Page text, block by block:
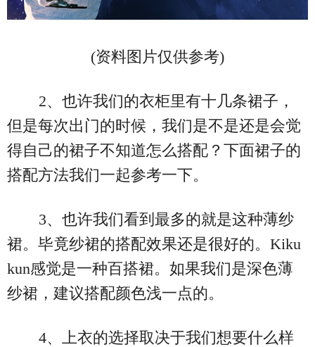
(资料图片仅供参考)
2、也许我们的衣柜里有十几条裙子，
但是每次出门的时候，我们是不是还是会觉
得自己的裙子不知道怎么搭配？下面裙子的
搭配方法我们一起参考一下。
3、也许我们看到最多的就是这种薄纱
裙。毕竟纱裙的搭配效果还是很好的。Kiku
kun感觉是一种百搭裙。如果我们是深色薄
纱裙，建议搭配颜色浅一点的。
4、上衣的选择取决于我们想要什么样